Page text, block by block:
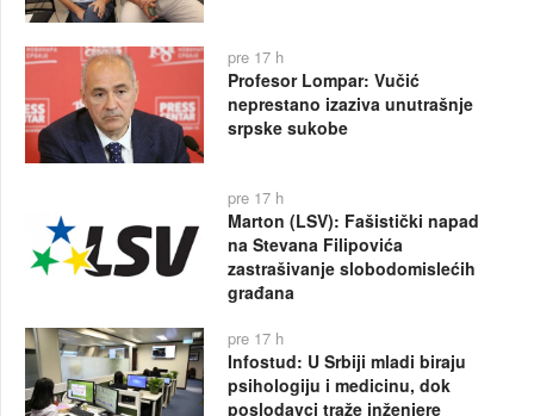
pre 17 h
Profesor Lompar: Vučić
neprestano izaziva unutrašnje
srpske sukobe
pre 17 h
Marton (LSV): Fašistički napad
na Stevana Filipovića
zastrašivanje slobodomislećih
građana
pre 17 h
Infostud: U Srbiji mladi biraju
psihologiju i medicinu, dok
poslodavci traže inženjere